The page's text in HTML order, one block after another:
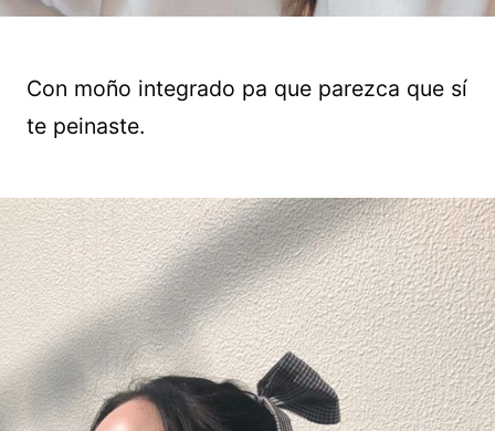
Con moño integrado pa que parezca que sí
te peinaste.